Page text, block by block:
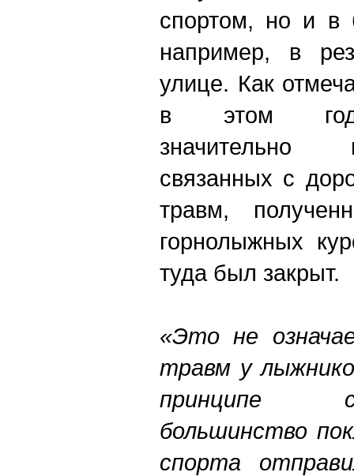
спортом, но и в
например, в
улице. Как
в этом году
значительно
связанных с
травм,
горнолыжных
туда был закрыт.
«Это не
травм у
принципе
большинство
спорта